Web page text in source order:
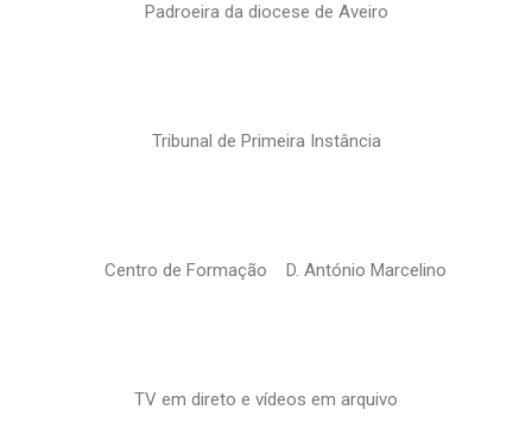
Padroeira da diocese de Aveiro
Tribunal de Primeira Instância
Centro de Formação D. António Marcelino
TV em direto e vídeos em arquivo